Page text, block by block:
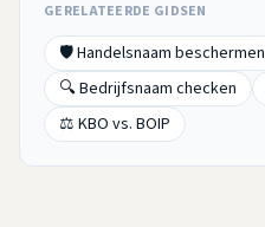
GERELATEERDE GIDSEN
🛡️ Handelsnaam beschermen
🔍 Bedrijfsnaam checken
⚖️ KBO vs. BOIP